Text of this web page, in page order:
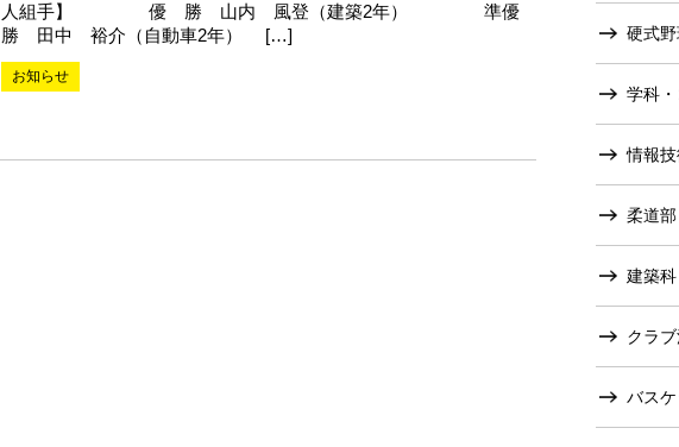
人組手】 優 勝 山内 風登（建築2年） 準優
勝 田中 裕介（自動車2年） […]
お知らせ
硬式
学科
情報
柔道部
建築科
クラ
バス